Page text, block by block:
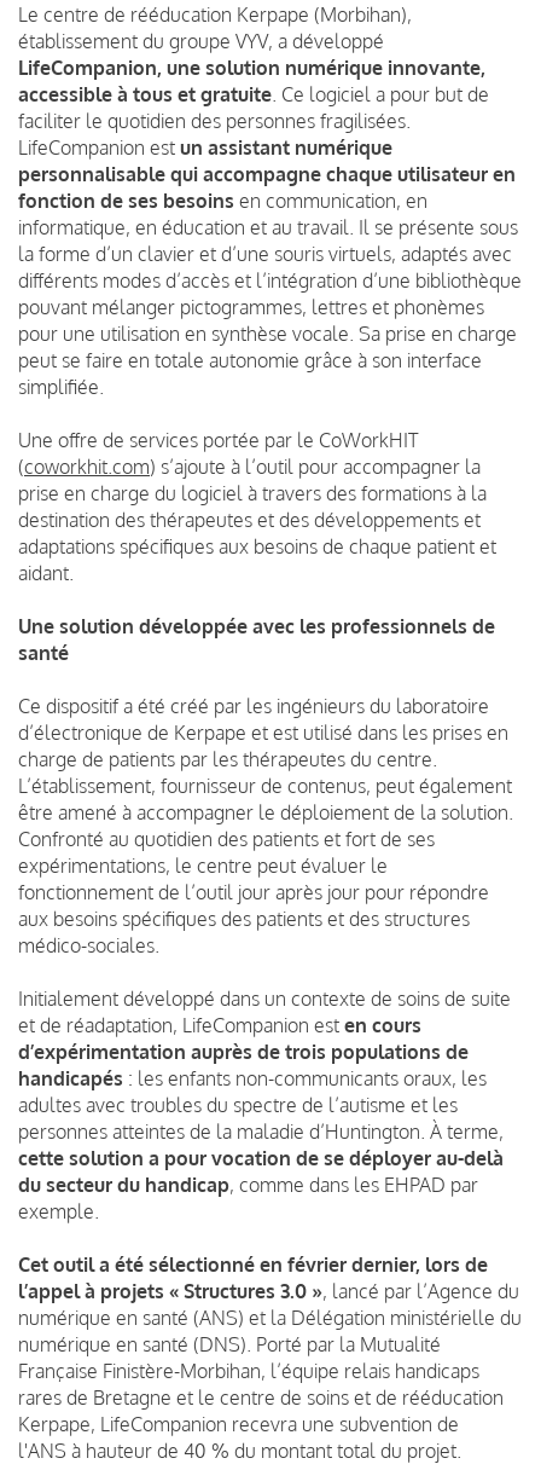
Le centre de rééducation Kerpape (Morbihan),
établissement du groupe VYV, a développé
LifeCompanion, une solution numérique innovante,
accessible à tous et gratuite . Ce logiciel a pour but de
faciliter le quotidien des personnes fragilisées.
LifeCompanion est un assistant numérique
personnalisable qui accompagne chaque utilisateur en
fonction de ses besoins en communication, en
informatique, en éducation et au travail. Il se présente sous
la forme d’un clavier et d’une souris virtuels, adaptés avec
différents modes d’accès et l’intégration d’une bibliothèque
pouvant mélanger pictogrammes, lettres et phonèmes
pour une utilisation en synthèse vocale. Sa prise en charge
peut se faire en totale autonomie grâce à son interface
simplifiée.
Une offre de services portée par le CoWorkHIT
(coworkhit.com) s’ajoute à l’outil pour accompagner la
prise en charge du logiciel à travers des formations à la
destination des thérapeutes et des développements et
adaptations spécifiques aux besoins de chaque patient et
aidant.
Une solution développée avec les professionnels de
santé
Ce dispositif a été créé par les ingénieurs du laboratoire
d’électronique de Kerpape et est utilisé dans les prises en
charge de patients par les thérapeutes du centre.
L’établissement, fournisseur de contenus, peut également
être amené à accompagner le déploiement de la solution.
Confronté au quotidien des patients et fort de ses
expérimentations, le centre peut évaluer le
fonctionnement de l’outil jour après jour pour répondre
aux besoins spécifiques des patients et des structures
médico-sociales.
Initialement développé dans un contexte de soins de suite
et de réadaptation, LifeCompanion est en cours
d’expérimentation auprès de trois populations de
handicapés : les enfants non-communicants oraux, les
adultes avec troubles du spectre de l’autisme et les
personnes atteintes de la maladie d’Huntington. À terme,
cette solution a pour vocation de se déployer au-delà
du secteur du handicap, comme dans les EHPAD par
exemple
Cet outil a été sélectionné en février dernier, lors de
l’appel à projets « Structures 3.0 », lancé par l’Agence du
numérique en santé (ANS) et la Délégation ministérielle du
numérique en santé (DNS). Porté par la Mutualité
Française Finistère-Morbihan, l’équipe relais handicaps
rares de Bretagne et le centre de soins et de rééducation
Kerpape, LifeCompanion recevra une subvention de
l'ANS à hauteur de 40 % du montant total du projet.